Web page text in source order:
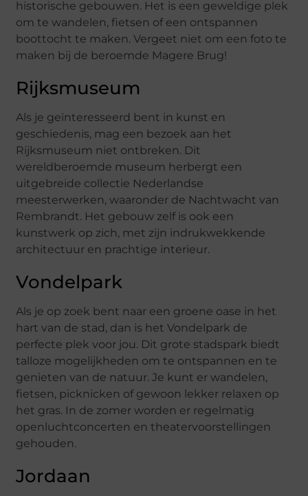
historische gebouwen. Het is een geweldige plek
om te wandelen, fietsen of een ontspannen
boottocht te maken. Vergeet niet om een foto te
maken bij de beroemde Magere Brug!
Rijksmuseum
Als je geïnteresseerd bent in kunst en
geschiedenis, mag een bezoek aan het
Rijksmuseum niet ontbreken. Dit
wereldberoemde museum herbergt een
uitgebreide collectie Nederlandse
meesterwerken, waaronder de Nachtwacht van
Rembrandt. Het gebouw zelf is ook een
kunstwerk op zich, met zijn indrukwekkende
architectuur en prachtige interieur.
Vondelpark
Als je op zoek bent naar een groene oase in het
hart van de stad, dan is het Vondelpark de
perfecte plek voor jou. Dit grote stadspark biedt
talloze mogelijkheden om te ontspannen en te
genieten van de natuur. Je kunt er wandelen,
fietsen, picknicken of gewoon lekker relaxen op
het gras. In de zomer worden er regelmatig
openluchtconcerten en theatervoorstellingen
gehouden.
Jordaan